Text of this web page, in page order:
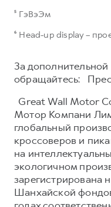
⁵ ГэВэЭм
⁶ Head-up display –
За
обращайтесь:
Great Wall Motor
Мотор Компани
глобальный
кроссоверов и
на
экологичном
зарегистрирована
Шанхайской